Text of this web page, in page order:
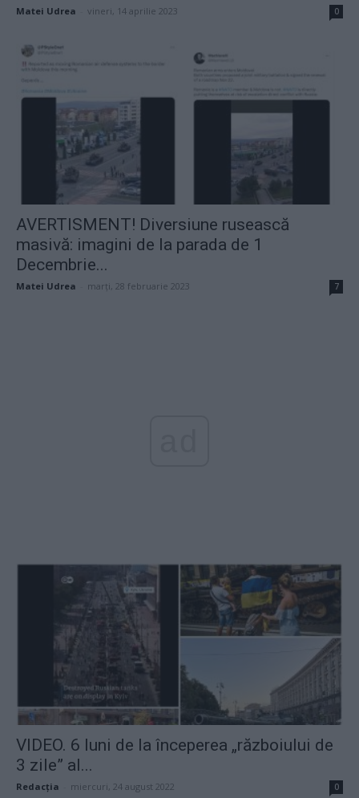
Matei Udrea vineri, 14 aprilie 2023 0
AVERTISMENT! Diversiune rusească
masivă: imagini de la parada de 1
Decembrie...
Matei Udrea marți, 28 februarie 2023 7
VIDEO. 6 luni de la începerea „războiului de
3 zile” al...
Redacţia miercuri, 24 august 2022 0